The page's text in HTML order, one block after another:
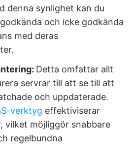
denna synlighet kan du
och icke godkända
med deras
Detta omfattar allt
servrar till att se till att
och uppdaterade.
verktyg effektiviserar
vilket möjliggör snabbare
regelbundna